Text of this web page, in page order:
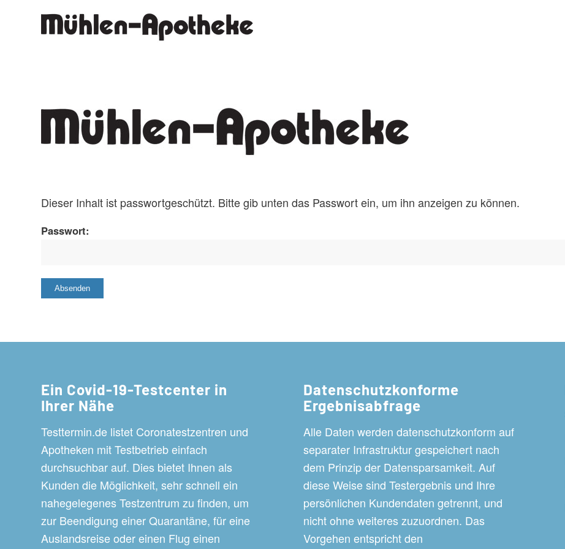
Dieser Inhalt ist passwortgeschützt. Bitte gib unten das Passwort ein, um ihn anzeigen zu können.
Passwort:
Ein Covid-19-Testcenter in
Ihrer Nähe
Testtermin.de listet Coronatestzentren und
Apotheken mit Testbetrieb einfach
durchsuchbar auf. Dies bietet Ihnen als
Kunden die Möglichkeit, sehr schnell ein
nahegelegenes Testzentrum zu finden, um
zur Beendigung einer Quarantäne, für eine
Auslandsreise oder einen Flug einen
Datenschutzkonforme
Ergebnisabfrage
Alle Daten werden datenschutzkonform auf
separater Infrastruktur gespeichert nach
dem Prinzip der Datensparsamkeit. Auf
diese Weise sind Testergebnis und Ihre
persönlichen Kundendaten getrennt, und
nicht ohne weiteres zuzuordnen. Das
Vorgehen entspricht den